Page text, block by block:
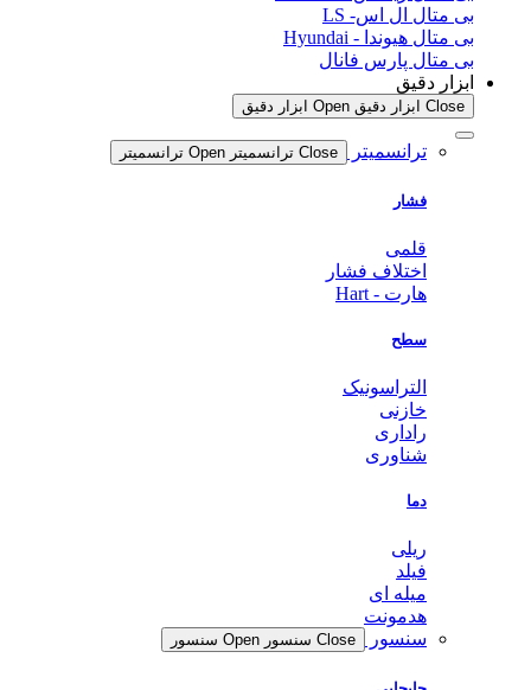
بی متال ال اس- LS
بی متال هیوندا - Hyundai
بی متال پارس فانال
ابزار دقیق
Close ابزار دقیق Open ابزار دقیق
ترانسمیتر Close ترانسمیتر Open ترانسمیتر
فشار
قلمی
اختلاف فشار
هارت - Hart
سطح
التراسونیک
خازنی
راداری
شناوری
دما
ریلی
فیلد
میله ای
هدمونت
سنسور
Close سنسور Open سنسور